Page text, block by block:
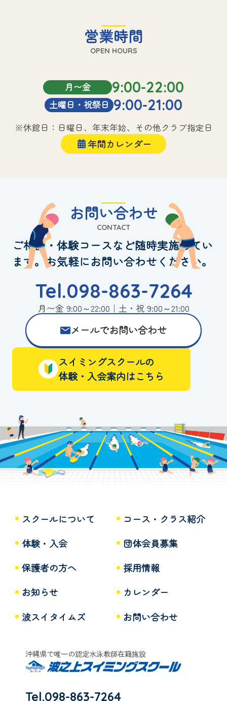
営業時間
OPEN HOURS
月〜金 9:00-22:00
土曜日・祝祭日 9:00-21:00
※休館日：日曜日、年末年始、その他クラブ指定日
年間カレンダー
お問い合わせ
CONTACT
ご相談・体験コースなど随時実施してい
ます。お気軽にお問い合わせください。
Tel.098-863-7264
月〜金 9:00～22:00｜土・祝 9:00～21:00
メールでお問い合わせ
スイミングスクールの
体験・入会案内はこちら
スクールについて
コース・クラス紹介
体験・入会
団体会員募集
保護者の方へ
採用情報
お知らせ
カレンダー
波スイタイムズ
お問い合わせ
沖縄県で唯一の認定水泳教師在籍施設
Tel.098-863-7264